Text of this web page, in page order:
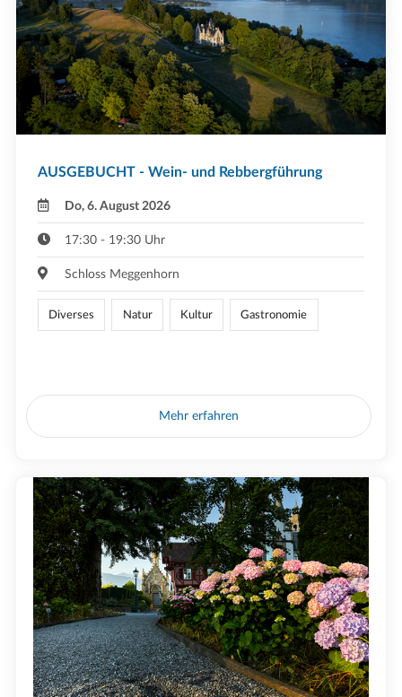
AUSGEBUCHT - Wein- und Rebbergführung
Do, 6. August 2026
17:30 - 19:30 Uhr
Schloss Meggenhorn
Diverses Natur Kultur Gastronomie
Mehr erfahren